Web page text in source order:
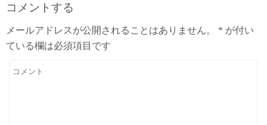
コメントする
メールアドレスが公開されることはありません。 * が付い
ている欄は必須項目です